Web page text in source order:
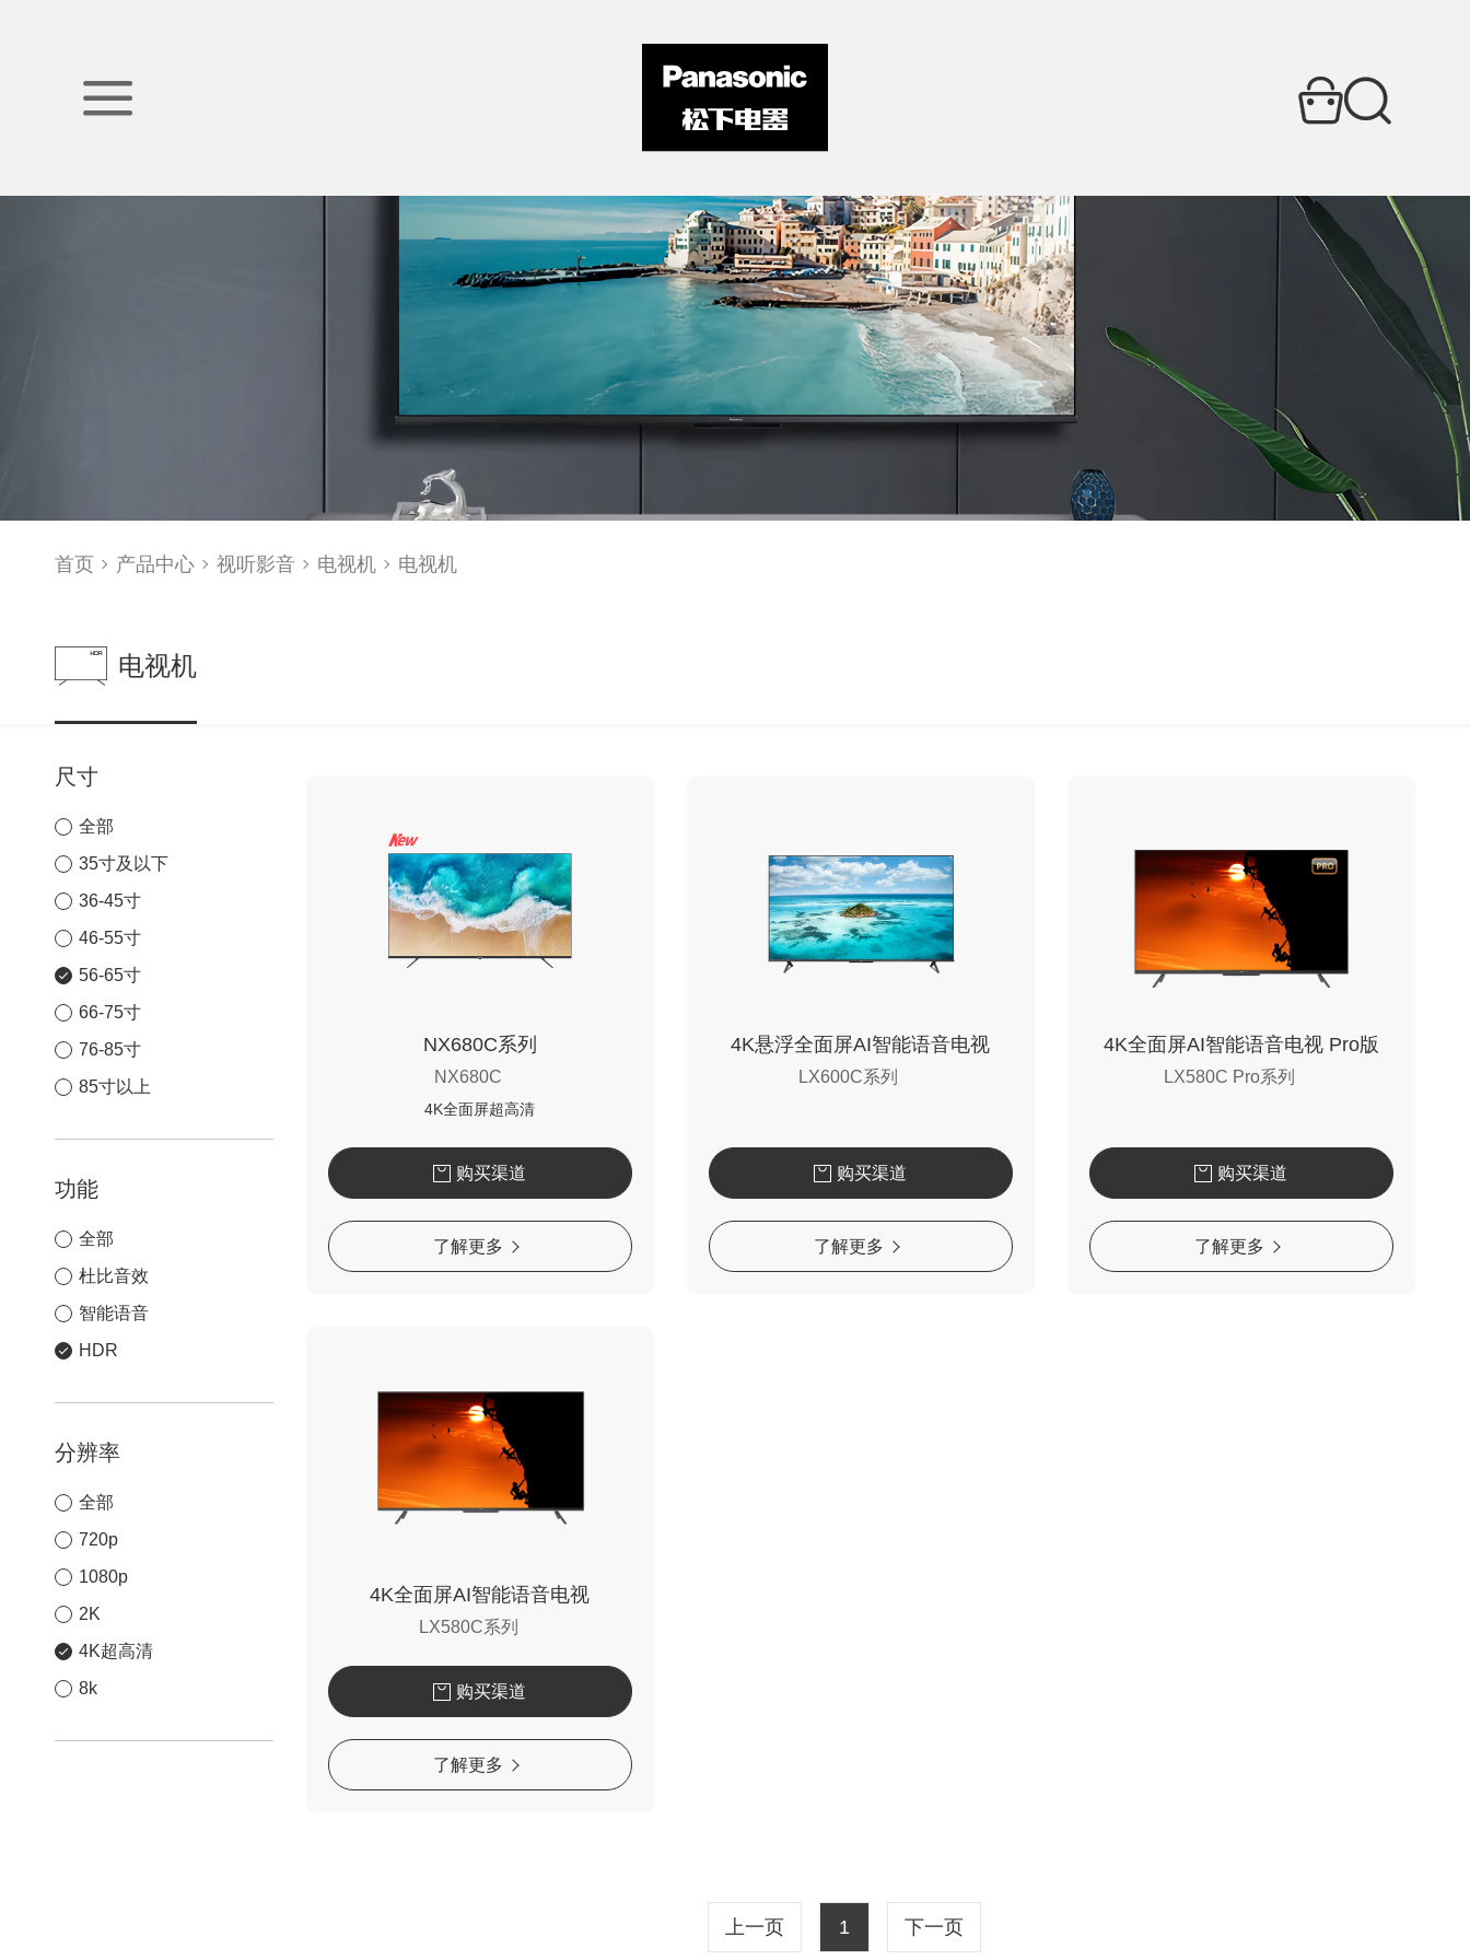
首页 产品中心 视听影音 电视机 电视机
电视机
尺寸
全部
35寸及以下
36-45寸
46-55寸
56-65寸
66-75寸
76-85寸
85寸以上
功能
全部
杜比音效
智能语音
HDR
分辨率
全部
720p
1080p
2K
4K超高清
8k
NX680C系列
NX680C
4K全面屏超高清
购买渠道
了解更多
4K悬浮全面屏AI智能语音电视
LX600C系列
购买渠道
了解更多
4K全面屏AI智能语音电视 Pro版
LX580C Pro系列
购买渠道
了解更多
4K全面屏AI智能语音电视
LX580C系列
购买渠道
了解更多
上一页 1 下一页